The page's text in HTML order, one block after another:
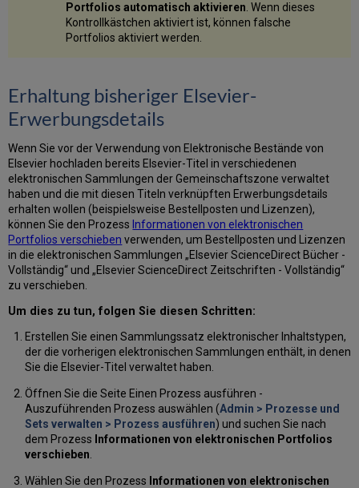
Portfolios automatisch aktivieren . Wenn dieses
Kontrollkästchen aktiviert ist, können falsche
Portfolios aktiviert werden.
Erhaltung bisheriger Elsevier-
Erwerbungsdetails
Wenn Sie vor der Verwendung von Elektronische Bestände von
Elsevier hochladen bereits Elsevier-Titel in verschiedenen
elektronischen Sammlungen der Gemeinschaftszone verwaltet
haben und die mit diesen Titeln verknüpften Erwerbungsdetails
erhalten wollen (beispielsweise Bestellposten und Lizenzen),
können Sie den ProzessInformationen von elektronischen
Portfolios verschieben verwenden, um Bestellposten und Lizenzen
in die elektronischen Sammlungen „Elsevier ScienceDirect Bücher -
Vollständig“ und „Elsevier ScienceDirect Zeitschriften - Vollständig“
zu verschieben.
Um dies zu tun, folgen Sie diesen Schritten:
Erstellen Sie einen Sammlungssatz elektronischer Inhaltstypen,
der die vorherigen elektronischen Sammlungen enthält, in denen
Sie die Elsevier-Titel verwaltet haben.
Öffnen Sie die Seite Einen Prozess ausführen -
Auszuführenden Prozess auswählen (Admin > Prozesse und
Sets verwalten > Prozess ausführen) und suchen Sie nach
dem Prozess Informationen von elektronischen Portfolios
verschieben
Wählen Sie den Prozess Informationen von elektronischen